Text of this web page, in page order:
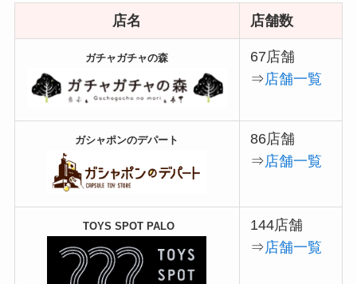
店名 店舗数
ガチャガチャの森
67店舗
⇒店舗一覧
ガシャポンのデパート
86店舗
⇒店舗一覧
TOYS SPOT PALO
144店舗
⇒店舗一覧